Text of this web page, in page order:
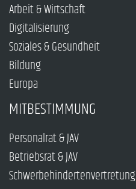
Arbeit & Wirtschaft
Digitalisierung
Soziales & Gesundheit
Bildung
Europa
MITBESTIMMUNG
Personalrat & JAV
Betriebsrat & JAV
Schwerbehindertenvertretung